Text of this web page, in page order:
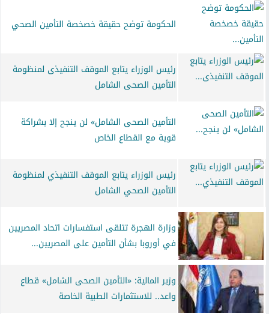
الحكومة توضح حقيقة خصخصة التأمين الصحي
رئيس الوزراء يتابع الموقف التنفيذى لمنظومة
التأمين الصحى الشامل
التأمين الصحى الشامل» لن ينجح إلا بشراكة
قوية مع القطاع الخاص
رئيس الوزراء يتابع الموقف التنفيذي لمنظومة
التأمين الصحي الشامل
وزارة الهجرة تتلقى استفسارات اتحاد المصريين
في أوروبا بشأن التأمين على المصريين...
وزير المالية: «التأمين الصحى الشامل» قطاع
واعد.. للاستثمارات الطبية الخاصة